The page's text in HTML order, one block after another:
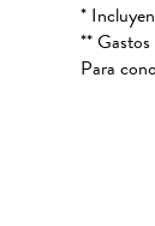
*
**
Para